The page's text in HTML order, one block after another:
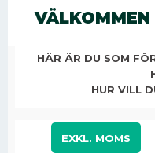
HÄR ÄR DU SOM
HUR VILL
EXKL. MOMS